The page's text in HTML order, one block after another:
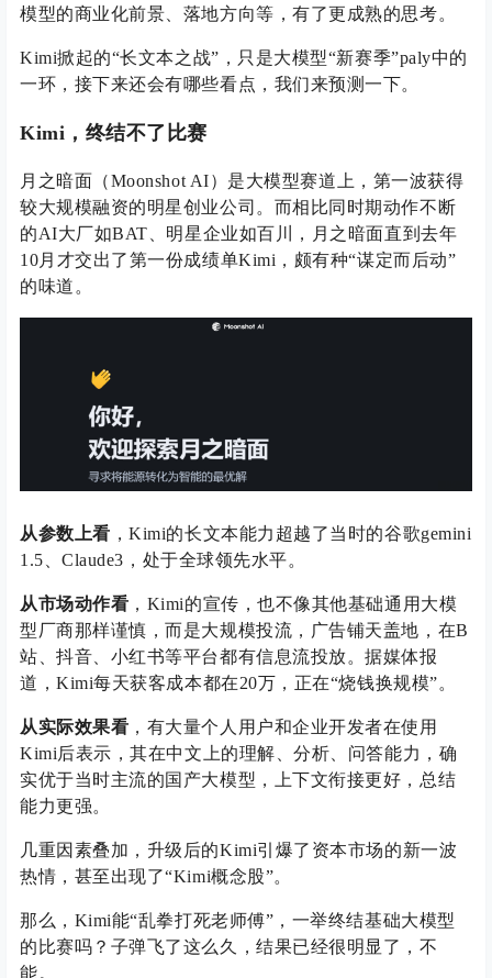
模型的商业化前景、落地方向等，有了更成熟的思考。
Kimi掀起的“长文本之战”，只是大模型“新赛季”paly中的
一环，接下来还会有哪些看点，我们来预测一下。
Kimi，终结不了比赛
月之暗面（Moonshot AI）是大模型赛道上，第一波获得
较大规模融资的明星创业公司。而相比同时期动作不断
的AI大厂如BAT、明星企业如百川，月之暗面直到去年
10月才交出了第一份成绩单Kimi，颇有种“谋定而后动”
的味道。
从参数上看 ，Kimi的长文本能力超越了当时的谷歌gemini
1.5、Claude3，处于全球领先水平。
从市场动作看 ，Kimi的宣传，也不像其他基础通用大模
型厂商那样谨慎，而是大规模投流，广告铺天盖地，在B
站、抖音、小红书等平台都有信息流投放。据媒体报
道，Kimi每天获客成本都在20万，正在“烧钱换规模”。
从实际效果看 ，有大量个人用户和企业开发者在使用
Kimi后表示，其在中文上的理解、分析、问答能力，确
实优于当时主流的国产大模型，上下文衔接更好，总结
能力更强。
几重因素叠加，升级后的Kimi引爆了资本市场的新一波
热情，甚至出现了“Kimi概念股”。
那么，Kimi能“乱拳打死老师傅”，一举终结基础大模型
的比赛吗？子弹飞了这么久，结果已经很明显了，不
能。